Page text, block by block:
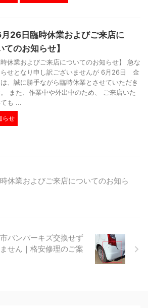
月26日臨時休業およびご来店に
てのお知らせ】
時休業およびご来店についてのお知らせ】 急な
らせとなり申し訳ございませんが 6月26日 金
、誠に勝手ながら臨時休業とさせていただき
。 また、作業中や外出中のため、 ご来店いた
も ...
らせ
時休業およびご来店についてのお知ら
バンパーキズ交換せず
せん｜格安修理のご案